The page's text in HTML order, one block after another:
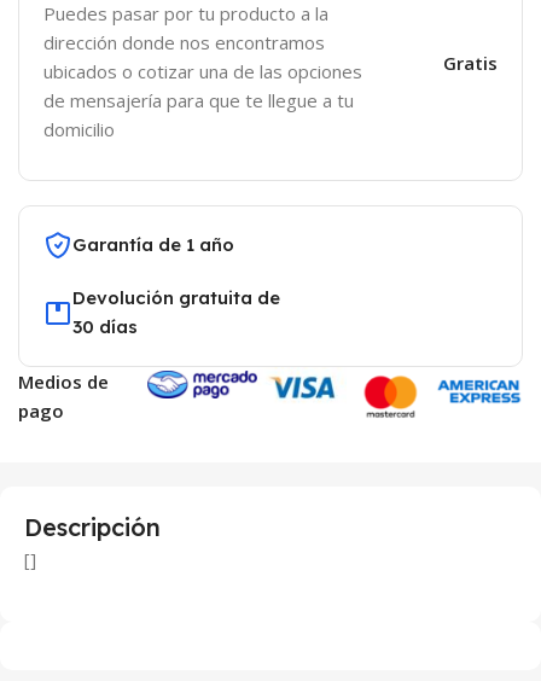
Puedes pasar por tu producto a la
dirección donde nos encontramos
ubicados o cotizar una de las opciones
de mensajería para que te llegue a tu
domicilio
Gratis
Garantía de 1 año
Devolución gratuita de
30 días
Medios de
pago
Descripción
[]